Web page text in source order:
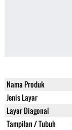
Nama Produk
Jenis Layar
Layar Diagonal
Tampilan / Tubuh